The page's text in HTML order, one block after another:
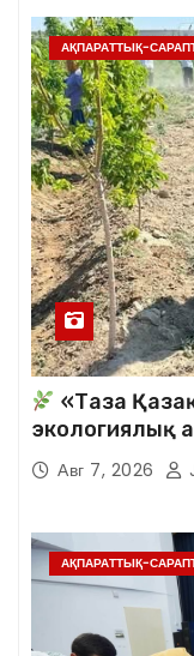
АҚПАРАТТЫҚ-
«Таза
экологиялық
аудандық
кезекті
Авг 7, 2026
АҚПАРАТТЫҚ-